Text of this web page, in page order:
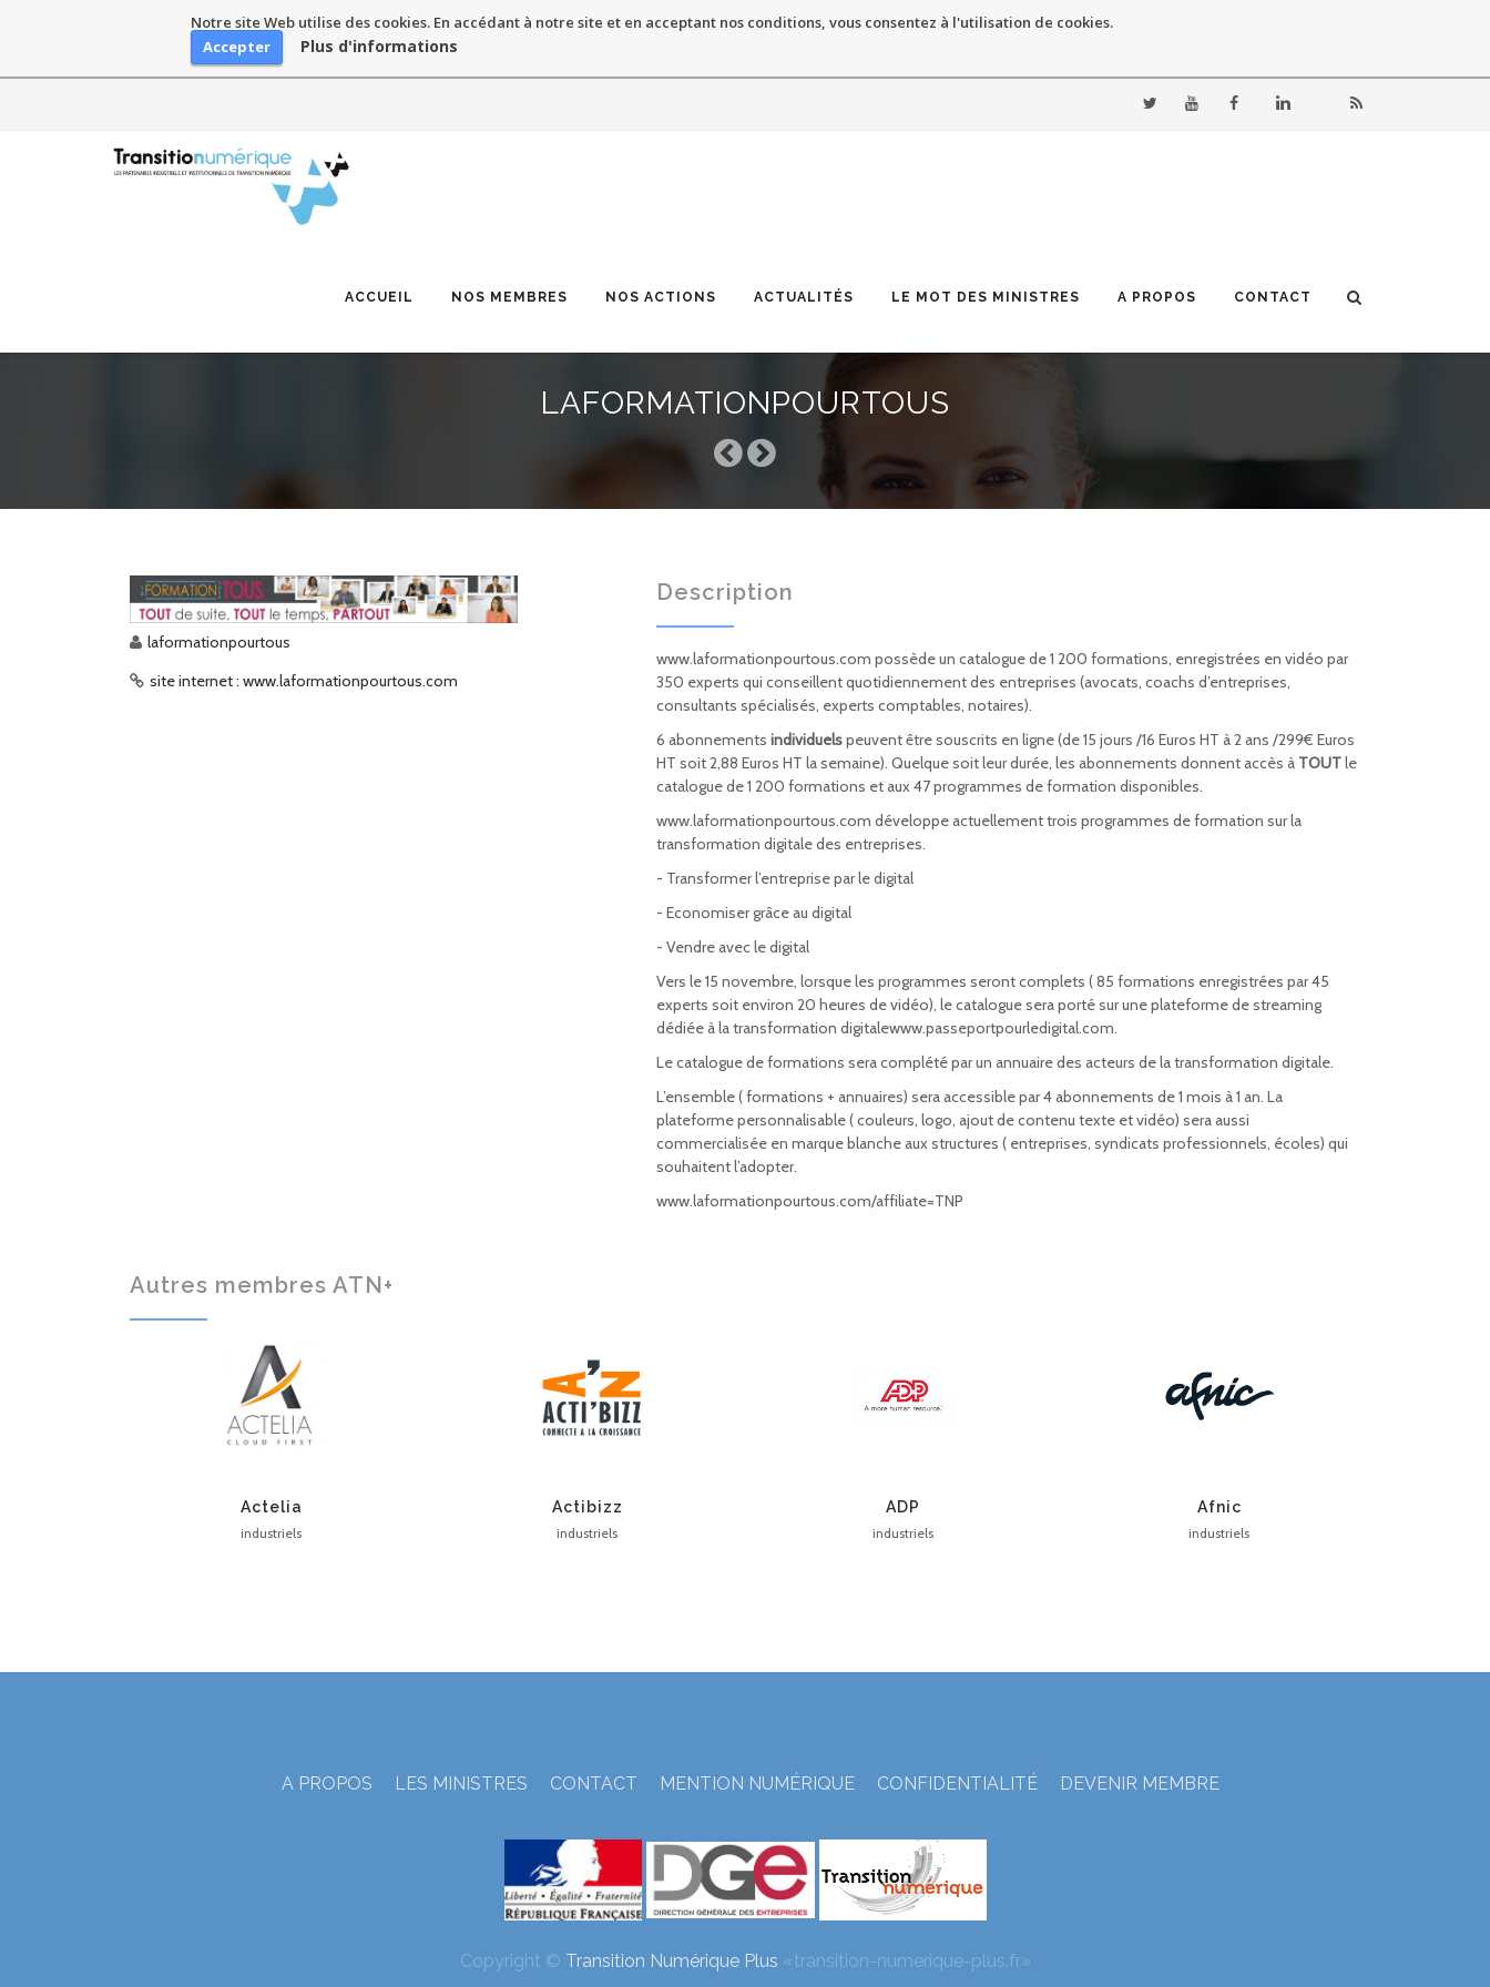
Notre site Web utilise des cookies. En accédant à notre site et en acceptant nos conditions, vous consentez à l'utilisation de cookies.
Accepter
Plus d'informations
content
ACCUEIL NOS MEMBRES NOS ACTIONS ACTUALITÉS LE MOT DES MINISTRES A PROPOS CONTACT
LAFORMATIONPOURTOUS
laformationpourtous
site internet : www.laformationpourtous.com
Description
www.laformationpourtous.com possède un catalogue de 1 200 formations, enregistrées en vidéo par
350 experts qui conseillent quotidiennement des entreprises (avocats, coachs d’entreprises,
consultants spécialisés, experts comptables, notaires).
6 abonnements individuelspeuvent être souscrits en ligne (de 15 jours /16 Euros HT à 2 ans /299€ Euros
HT soit 2,88 Euros HT la semaine). Quelque soit leur durée, les abonnements donnent accès à TOUTle
catalogue de 1 200 formations et aux 47 programmes de formation disponibles.
www.laformationpourtous.com développe actuellement trois programmes de formation sur la
transformation digitale des entreprises.
- Transformer l’entreprise par le digital
- Economiser grâce au digital
- Vendre avec le digital
Vers le 15 novembre, lorsque les programmes seront complets ( 85 formations enregistrées par 45
experts soit environ 20 heures de vidéo), le catalogue sera porté sur une plateforme de streaming
dédiée à la transformation digitalewww.passeportpourledigital.com.
Le catalogue de formations sera complété par un annuaire des acteurs de la transformation digitale.
L’ensemble ( formations + annuaires) sera accessible par 4 abonnements de 1 mois à 1 an. La
plateforme personnalisable ( couleurs, logo, ajout de contenu texte et vidéo) sera aussi
commercialisée en marque blanche aux structures ( entreprises, syndicats professionnels, écoles) qui
souhaitent l’adopter.
www.laformationpourtous.com/affiliate=TNP
Autres membres ATN+
Actelia
industriels
Actibizz
industriels
ADP
industriels
Afnic
industriels
A PROPOS LES MINISTRES CONTACT MENTION NUMÉRIQUE CONFIDENTIALITÉ DEVENIR MEMBRE
Copyright © Transition Numérique Plus «transition-numerique-plus.fr»